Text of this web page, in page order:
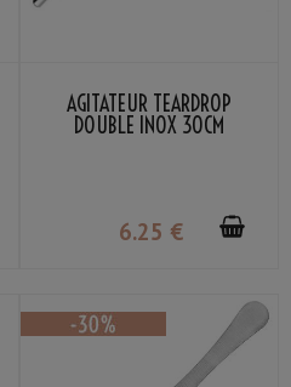
AGITATEUR TEARDROP
DOUBLE INOX 30CM
6.25 €